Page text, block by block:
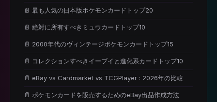
📄 最も人気の日本版ポケモンカードトップ20
📄 絶対に所有すべきミュウカードトップ10
📄 2000年代のヴィンテージポケモンカードトップ15
📄 コレクションすべきイーブイと進化系カードトップ10
📄 eBay vs Cardmarket vs TCGPlayer : 2026年の比較
📄 ポケモンカードを販売するためのeBay出品作成方法